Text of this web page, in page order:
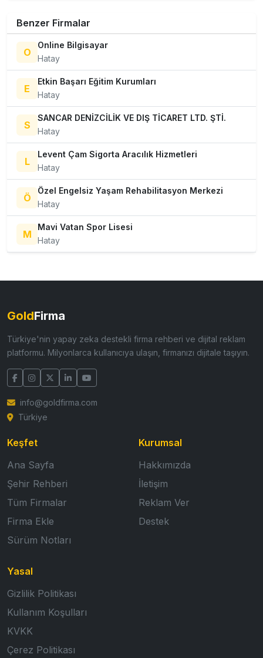
Benzer Firmalar
O
Online Bilgisayar
Hatay
E
Etkin Başarı Eğitim Kurumları
Hatay
S
SANCAR DENİZCİLİK VE DIŞ TİCARET LTD. ŞTİ.
Hatay
L
Levent Çam Sigorta Aracılık Hizmetleri
Hatay
Ö
Özel Engelsiz Yaşam Rehabilitasyon Merkezi
Hatay
M
Mavi Vatan Spor Lisesi
Hatay
GoldFirma
Türkiye'nin yapay zeka destekli firma rehberi ve dijital reklam
platformu. Milyonlarca kullanıcıya ulaşın, firmanızı dijitale taşıyın.
info@goldfirma.com
Türkiye
Keşfet
Ana Sayfa
Şehir Rehberi
Tüm Firmalar
Firma Ekle
Sürüm Notları
Kurumsal
Hakkımızda
İletişim
Reklam Ver
Destek
Yasal
Gizlilik Politikası
Kullanım Koşulları
KVKK
Çerez Politikası